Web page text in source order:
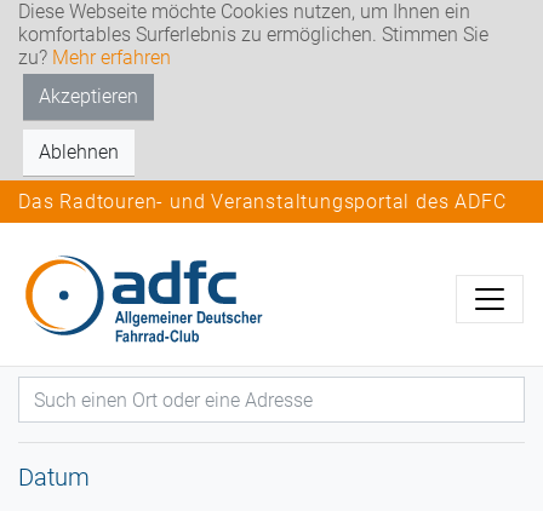
Diese Webseite möchte Cookies nutzen, um Ihnen ein
komfortables Surferlebnis zu ermöglichen. Stimmen Sie
zu? Mehr erfahren
Akzeptieren
Ablehnen
Das Radtouren- und Veranstaltungsportal des ADFC
Datum